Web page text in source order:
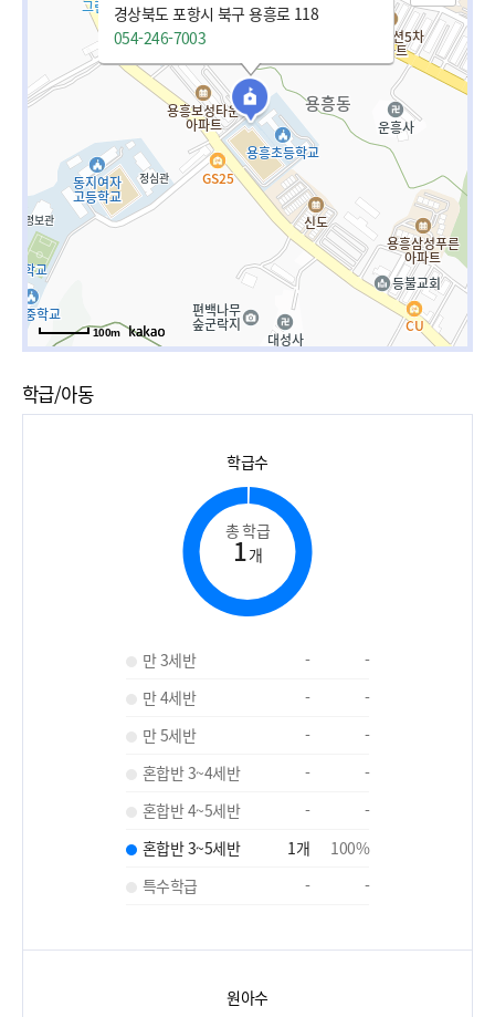
경상북도 포항시 북구 용흥로 118
054-246-7003
100m
학급/아동
학급수
총 학급
1개
만 3세반 -
-
만 4세반
-
-
만 5세반
-
-
혼합반 3~4세반
-
-
혼합반 4~5세반
-
-
혼합반 3~5세반
1개 100%
특수학급
- -
원아수